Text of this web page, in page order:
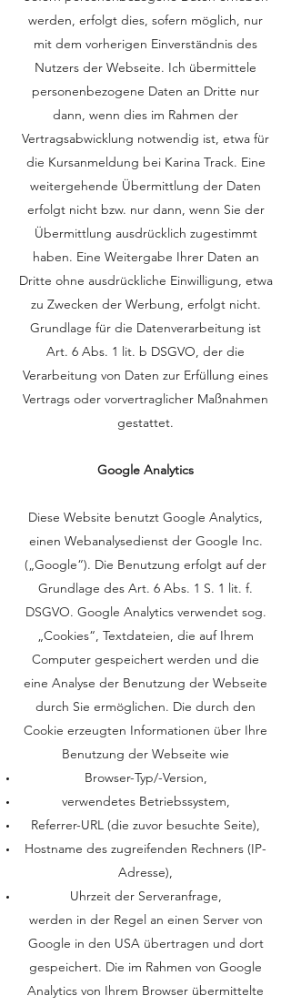
werden, erfolgt dies, sofern möglich, nur
mit dem vorherigen Einverständnis des
Nutzers der Webseite. Ich übermittele
personenbezogene Daten an Dritte nur
dann, wenn dies im Rahmen der
Vertragsabwicklung notwendig ist, etwa für
die Kursanmeldung bei Karina Track. Eine
weitergehende Übermittlung der Daten
erfolgt nicht bzw. nur dann, wenn Sie der
Übermittlung ausdrücklich zugestimmt
haben. Eine Weitergabe Ihrer Daten an
Dritte ohne ausdrückliche Einwilligung, etwa
zu Zwecken der Werbung, erfolgt nicht.
Grundlage für die Datenverarbeitung ist
Art. 6 Abs. 1 lit. b DSGVO, der die
Verarbeitung von Daten zur Erfüllung eines
Vertrags oder vorvertraglicher Maßnahmen
gestattet.
Google Analytics
Diese Website benutzt Google Analytics,
einen Webanalysedienst der Google Inc.
(„Google“). Die Benutzung erfolgt auf der
Grundlage des Art. 6 Abs. 1 S. 1 lit. f.
DSGVO. Google Analytics verwendet sog.
„Cookies“, Textdateien, die auf Ihrem
Computer gespeichert werden und die
eine Analyse der Benutzung der Webseite
durch Sie ermöglichen. Die durch den
Cookie erzeugten Informationen über Ihre
Benutzung der Webseite wie
Browser-Typ/-Version,
verwendetes Betriebssystem,
Referrer-URL (die zuvor besuchte Seite),
Hostname des zugreifenden Rechners (IP-
Adresse),
Uhrzeit der Serveranfrage,
werden in der Regel an einen Server von
Google in den USA übertragen und dort
gespeichert. Die im Rahmen von Google
Analytics von Ihrem Browser übermittelte